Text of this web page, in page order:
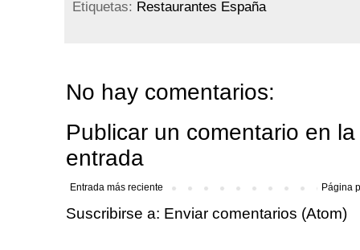
Etiquetas: Restaurantes España
No hay comentarios:
Publicar un comentario en la
entrada
Entrada más reciente Página
Suscribirse a: Enviar comentarios (Atom)